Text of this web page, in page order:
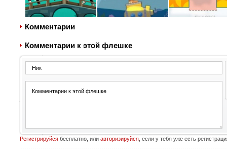
Комментарии
Комментарии к этой флешке
Регистрируйсябесплатно, или авторизируйся, если у тебя уже есть